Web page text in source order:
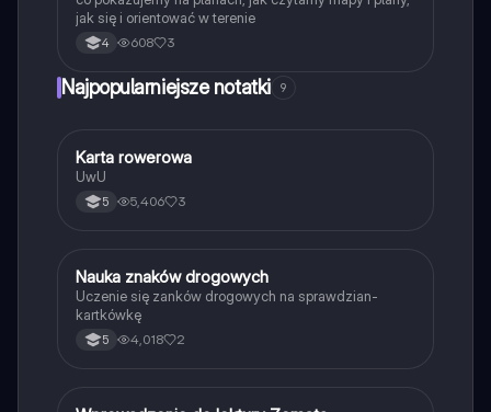
jak się i orientować w terenie
4 608 3
Najpopularniejsze notatki 9
KTechnika
Karta rowerowa
UwU
5 5,406 3
NTechnika
Nauka znaków drogowych
Uczenie się zanków drogowych na sprawdzian-
kartkówkę
5 4,018 2